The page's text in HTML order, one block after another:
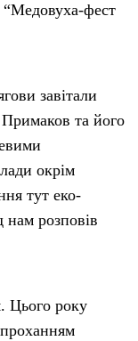
“Медовуха-фест
завітали
та його
окрім
тут еко-
розповів
Цього року